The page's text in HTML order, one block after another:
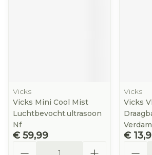
Vicks
Vicks Mini Cool Mist
Luchtbevocht.ultrasoon
Nf
€ 59,99
Vicks
Vicks
€